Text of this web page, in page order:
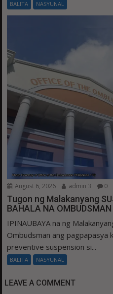
BALITA NASYUNAL
August 6, 2026 admin 3 0
Tugon ng Malakanyang
BAHALA NA OMBUDSMAN
IPINAUBAYA na ng
Ombudsman ang pagpapasya
preventive suspension si...
BALITA NASYUNAL
LEAVE A COMMENT